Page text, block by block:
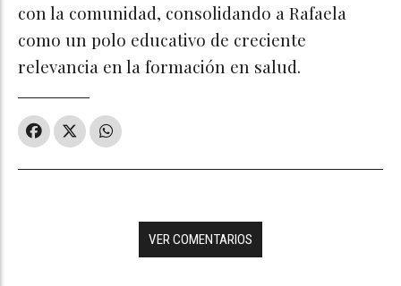
con la comunidad, consolidando a Rafaela
como un polo educativo de creciente
relevancia en la formación en salud.
VER COMENTARIOS